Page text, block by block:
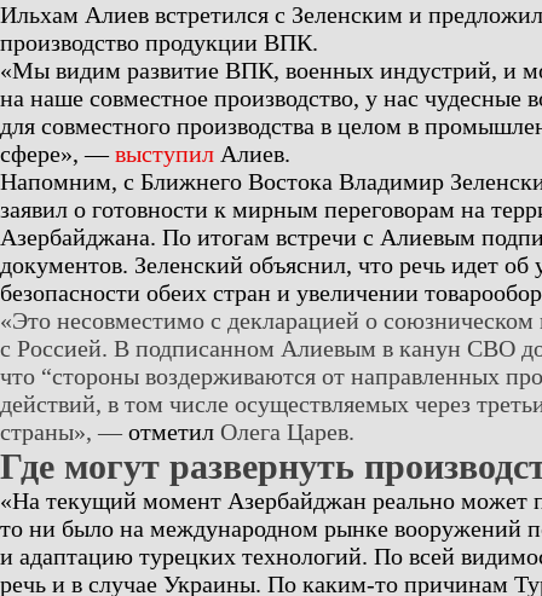
Ильхам Алиев встретился с Зеленским и
производство продукции ВПК.
«Мы видим развитие ВПК, военных индустрий, и
на наше совместное производство, у нас чудесные
для совместного производства в целом в
сфере», —выступил Алиев.
Напомним, с Ближнего Востока Владимир
заявил о готовности к мирным переговорам на
Азербайджана. По итогам встречи с Алиевым
документов. Зеленский объяснил, что речь идет об
безопасности обеих стран и увеличении
«Это несовместимо с декларацией о союзническом
с Россией. В подписанном Алиевым в канун СВО
что “стороны воздерживаются от направленных
действий, в том числе осуществляемых через
страны», — отметил Олега Царев.
Где могут развернуть
«На текущий момент Азербайджан реально может
то ни было на международном рынке вооружений
и адаптацию турецких технологий. По всей
речь и в случае Украины. По каким-то причинам